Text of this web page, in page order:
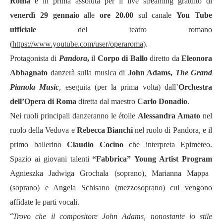
venerdì 29 gennaioalle ore 20.00 sul canaleYou Tube
ufficialedel teatro romano
(https://www.youtube.com/user/operaroma).
Protagonista di Pandora,il Corpo di Ballodiretto da Eleonora
Abbagnato danzerà sulla musica di John Adams, The Grand
Pianola Music, eseguita (per la prima volta) dall’Orchestra
dell’Opera di Roma diretta dal maestro Carlo Donadio.
Nei ruoli principali danzerannole étoile Alessandra Amato nel
ruolo della Vedova e Rebecca Bianchi nel ruolo di Pandora, e il
primo ballerino Claudio Cocino
che interpreta Epimeteo.
Spazio ai giovani talenti“Fabbrica”Young Artist Program
Agnieszka Jadwiga Grochala (soprano), Marianna Mappa
(soprano) e Angela Schisano (mezzosoprano) cui vengono
affidate le parti vocali.
“Trovo che il compositore John Adams, nonostante lo stile